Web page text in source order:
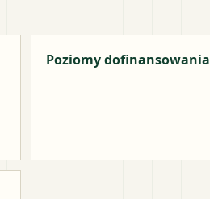
Poziomy dofinansowania